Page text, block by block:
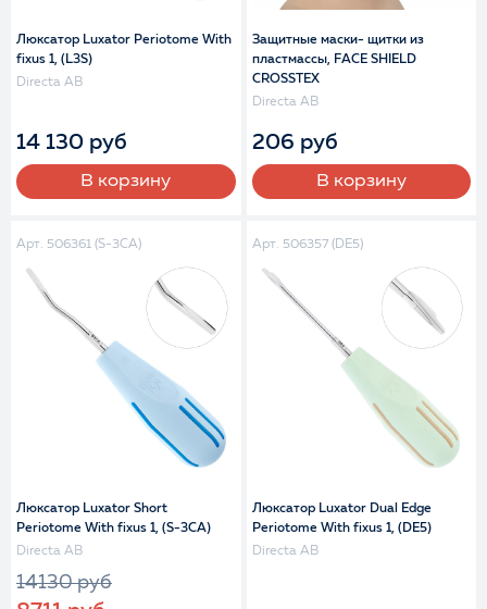
Люксатор Luxator Periotome With
fixus 1, (L3S)
Directa AB
14 130 руб
В корзину
Защитные маски- щитки из
пластмассы, FACE SHIELD
CROSSTEX
Directa AB
206 руб
В корзину
Арт. 506361 (S-3CA)
Люксатор Luxator Short
Periotome With fixus 1, (S-3CA)
Directa AB
14130 руб
Арт. 506357 (DE5)
Люксатор Luxator Dual Edge
Periotome With fixus 1, (DE5)
Directa AB